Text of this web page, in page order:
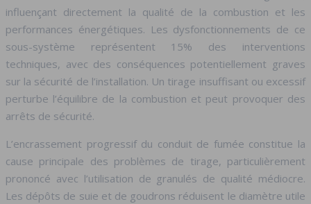
influençant directement la qualité de la combustion et les
performances énergétiques. Les dysfonctionnements de ce
sous-système représentent 15% des interventions
techniques, avec des conséquences potentiellement graves
sur la sécurité de l’installation. Un tirage insuffisant ou excessif
perturbe l’équilibre de la combustion et peut provoquer des
arrêts de sécurité.
L’encrassement progressif du conduit de fumée constitue la
cause principale des problèmes de tirage, particulièrement
prononcé avec l’utilisation de granulés de qualité médiocre.
Les dépôts de suie et de goudrons réduisent le diamètre utile